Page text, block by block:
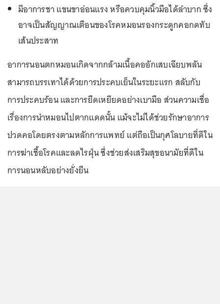
มีอาการชา แขนขาอ่อนแรง หรือควบคุมนิ้วมือได้ลำบาก ซึ่ง
อาจเป็นสัญญาณเตือนของโรคหมอนรองกระดูกคอกดทับ
เส้นประสาท
อาการนอนตกหมอนเกิดจากกล้ามเนื้อคออักเสบเฉียบพลัน
สามารถบรรเทาได้ด้วยการประคบเย็นในระยะแรก สลับกับ
การประคบร้อน และการยืดเหยียดอย่างเบามือ ส่วนความเชื่อ
เรื่องการนำหมอนไปตากแดดนั้น แม้จะไม่ได้ช่วยรักษาอาการ
ปวดคอโดยตรงตามหลักการแพทย์ แต่ถือเป็นกุศโลบายที่ดีใน
การฆ่าเชื้อโรคและลดไรฝุ่น ซึ่งช่วยส่งเสริมสุขอนามัยที่ดีใน
การนอนหลับอย่างยั่งยืน